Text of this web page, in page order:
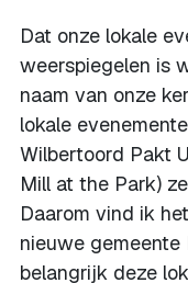
Dat onze lokale
weerspiegelen is
naam van onze
lokale
Wilbertoord Pakt
Mill at the Park)
Daarom vind ik
nieuwe
belangrijk deze